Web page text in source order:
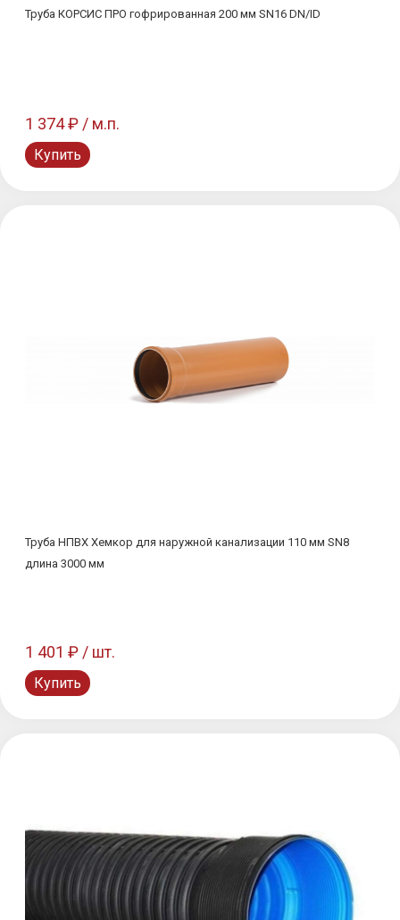
Труба КОРСИС ПРО гофрированная 200 мм SN16 DN/ID
1 374 ₽ / м.п.
Купить
Труба НПВХ Хемкор для наружной канализации 110 мм SN8
длина 3000 мм
1 401 ₽ / шт.
Купить